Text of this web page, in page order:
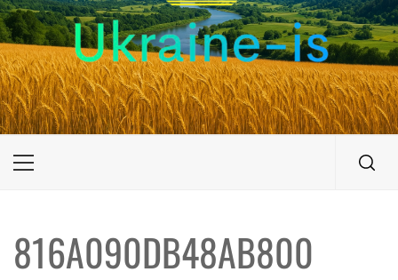
UKRAINE-IS
ПОДОРОЖI ПО УКРАЇНІ
Primary
816A090DB48AB800